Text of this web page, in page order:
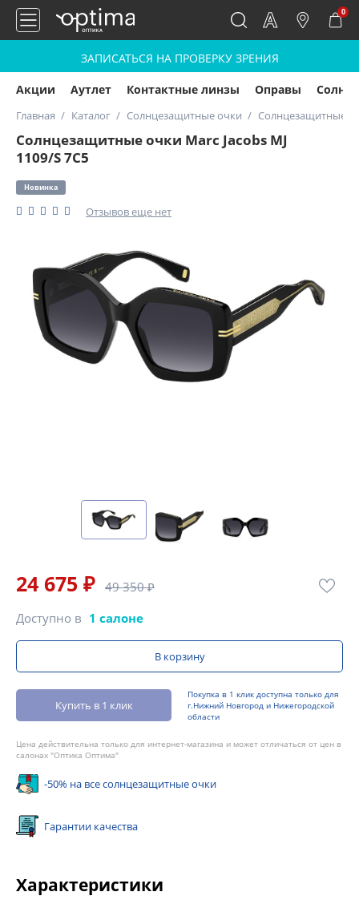
0
ЗАПИСАТЬСЯ НА ПРОВЕРКУ ЗРЕНИЯ
Акции Аутлет Контактные линзы Оправы
Главная Каталог Солнцезащитные очки Солнцезащитные
Солнцезащитные очки Marc Jacobs MJ
1109/S 7C5
Новинка
Отзывов еще нет
24 675 ₽ 49 350 ₽
Доступно в 1 салоне
В корзину
Купить в 1 клик
Покупка в 1 клик доступна только для
г.Нижний Новгород и Нижегородской
области
Цена действительна только для интернет-магазина и может отличаться от цен в
салонах "Оптика Оптима"
-50% на все солнцезащитные очки
Гарантии качества
Характеристики